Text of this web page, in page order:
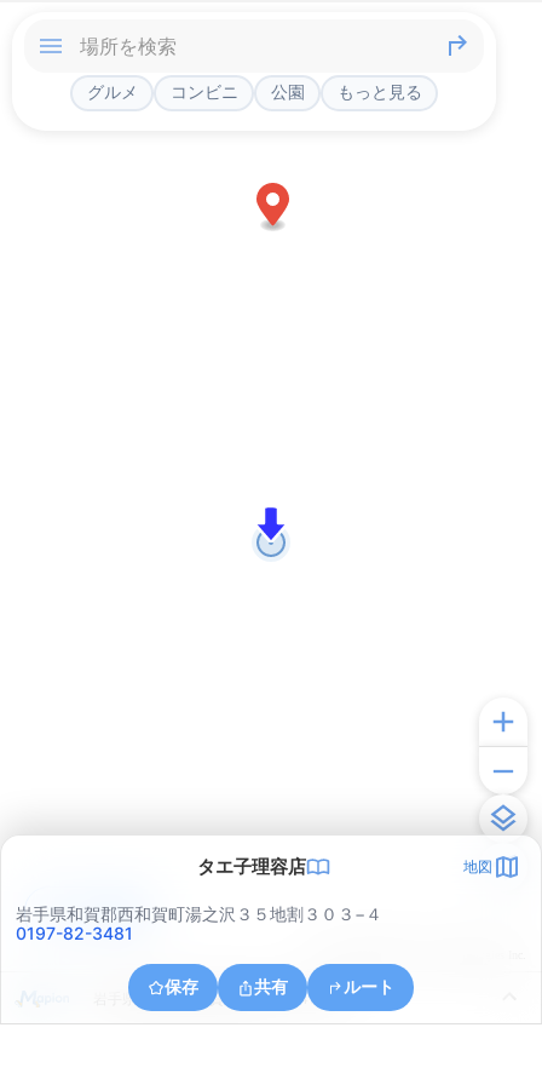
グルメ コンビニ 公園 もっと見る
タエ子理容店 地図
岩手県和賀郡西和賀町湯之沢３５地割３０３−４
0197-82-3481
保存 共有 ルート
岩手県和賀郡西和賀町間木野２４地割
アプリで見る